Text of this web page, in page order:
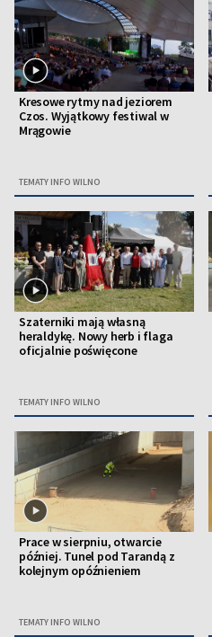
Kresowe rytmy nad jeziorem
Czos. Wyjątkowy festiwal w
Mrągowie
TEMATY INFO WILNO
Szaterniki mają własną
heraldykę. Nowy herb i flaga
oficjalnie poświęcone
TEMATY INFO WILNO
Prace w sierpniu, otwarcie
później. Tunel pod Tarandą z
kolejnym opóźnieniem
TEMATY INFO WILNO